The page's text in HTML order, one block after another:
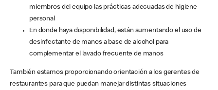
miembros del equipo las prácticas adecuadas de higiene
personal
En donde haya disponibilidad, están aumentando el uso de
desinfectante de manos a base de alcohol para
complementar el lavado frecuente de manos
También estamos proporcionando orientación a los gerentes de
restaurantes para que puedan manejar distintas situaciones